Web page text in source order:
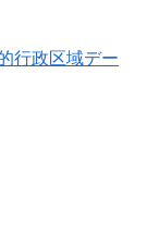
行政区域デー